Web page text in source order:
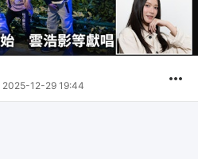
2025-12-29 19:44